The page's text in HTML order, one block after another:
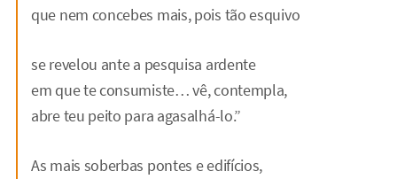
que nem concebes mais, pois tão esquivo
se revelou ante a pesquisa ardente
em que te consumiste… vê, contempla,
abre teu peito para agasalhá-lo.”
As mais soberbas pontes e edifícios,